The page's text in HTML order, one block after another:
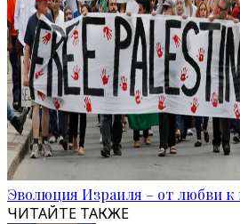
Эволюция Израиля – от любви к
ЧИТАЙТЕ ТАКЖЕ